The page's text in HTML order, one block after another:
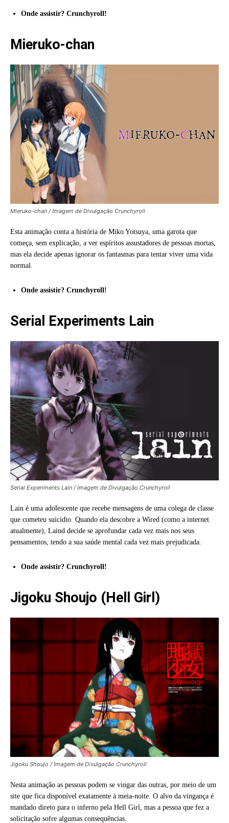
Onde assistir? Crunchyroll!
Mieruko-chan
Mieruko-chan / Imagem de Divulgação Crunchyroll
Esta animação conta a história de Miko Yotsuya, uma garota que
começa, sem explicação, a ver espíritos assustadores de pessoas mortas,
mas ela decide apenas ignorar os fantasmas para tentar viver uma vida
normal.
Onde assistir? Crunchyroll!
Serial Experiments Lain
Serial Experiments Lain / Imagem de Divulgação Crunchyroll
Lain é uma adolescente que recebe mensagens de uma colega de classe
que cometeu suicídio. Quando ela descobre a Wired (como a internet
atualmente), Laind decide se aprofundar cada vez mais nos seus
pensamentos, tendo a sua saúde mental cada vez mais prejudicada.
Onde assistir? Crunchyroll!
Jigoku Shoujo (Hell Girl)
Jigoku Shoujo / Imagem de Divulgação Crunchyroll
Nesta animação as pessoas podem se vingar das outras, por meio de um
site que fica disponível exatamente à meia-noite. O alvo da vingança é
mandado direto para o inferno pela Hell Girl, mas a pessoa que fez a
solicitação sofre algumas consequências.